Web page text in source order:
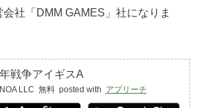
社「DMM GAMES」社になりま
戦争アイギスA
LLC 無料 posted with アプリーチ